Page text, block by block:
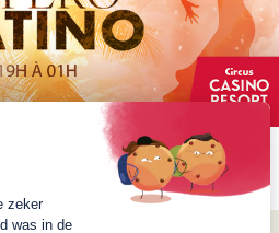
Apéro Latino Salsa/Bachata
do 13 aug 19h00-vr 14 aug 1h00